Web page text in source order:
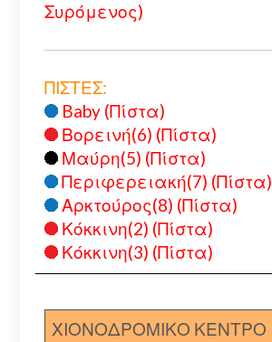
Συρόμενος)
ΠΙΣΤΕΣ:
Baby (Πίστα)
Βορεινή(6) (Πίστα)
Μαύρη(5) (Πίστα)
Περιφερειακή(7) (Πίστα)
Αρκτούρος(8) (Πίστα)
Κόκκινη(2) (Πίστα)
Κόκκινη(3) (Πίστα)
ΧΙΟΝΟΔΡΟΜΙΚΟ ΚΕΝΤΡΟ